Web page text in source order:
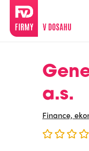
a.s.
Finance,